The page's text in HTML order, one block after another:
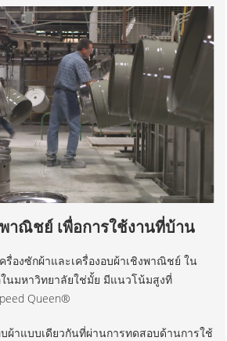
าณิชย์ เพื่อการใช้งานที่บ้าน
รื่องซักผ้าและเครื่องอบผ้าเชิงพาณิชย์ ใน
นมหาวิทยาลัยใช่มั้ย มีแนวโน้มสูงที่
Queen®
บผ้าแบบเดียวกันที่ผ่านการทดสอบด้านการใช้